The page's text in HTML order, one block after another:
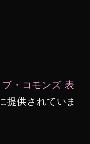
・コモンズ 表
提供されていま